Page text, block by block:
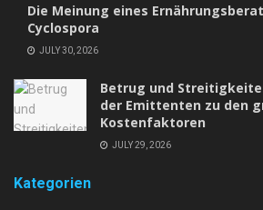
Die Meinung eines
Cyclospora
JULY 30, 2026
Betrug und
der Emittenten zu den
Kostenfaktoren
JULY 29, 2026
Kategorien